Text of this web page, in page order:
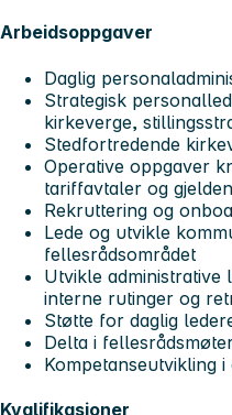
Arbeidsoppgaver
Daglig
Strategisk
kirkeverge,
Stedfortredende
Operative oppgaver
tariffavtaler og
Rekruttering og
Lede og utvikle
fellesrådsområdet
Utvikle
interne rutinger og
Støtte for daglig
Delta i
Kompetanseutvikling
Kvalifikasjoner